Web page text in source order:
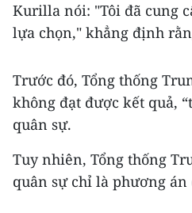
Kurilla nói: "Tôi đã cung
lựa chọn," khẳng định
Trước đó, Tổng thống
không đạt được kết quả,
quân sự.
Tuy nhiên, Tổng thống
quân sự chỉ là phương